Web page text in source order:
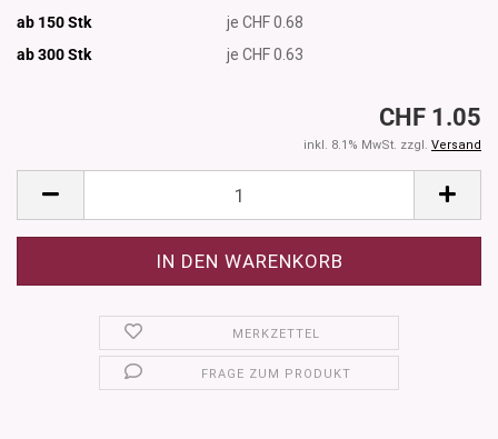
ab 150 Stk
je CHF 0.68
ab 300Stk je CHF 0.63
CHF 1.05
inkl. 8.1% MwSt. zzgl. Versand
MERKZETTEL
FRAGE ZUM PRODUKT